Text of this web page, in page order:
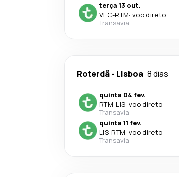
terça 13 out.
VLC-RTM· voo direto
Transavia
Roterdã- Lisboa 8 dias
quinta 04 fev.
RTM-LIS· voo direto
Transavia
quinta 11 fev.
LIS-RTM· voo direto
Transavia